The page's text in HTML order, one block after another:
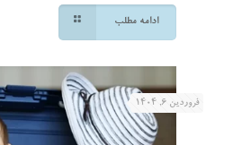
ادامه مطلب
فروردین ۶, ۱۴۰۴